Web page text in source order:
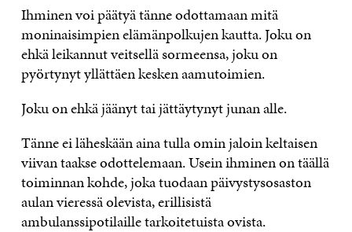
Ihminen voi päätyä tänne odottamaan mitä
moninaisimpien elämänpolkujen kautta. Joku on
ehkä leikannut veitsellä sormeensa, joku on
pyörtynyt yllättäen kesken aamutoimien.
Joku on ehkä jäänyt tai jättäytynyt junan alle.
Tänne ei läheskään aina tulla omin jaloin keltaisen
viivan taakse odottelemaan. Usein ihminen on täällä
toiminnan kohde, joka tuodaan päivystysosaston
aulan vieressä olevista, erillisistä
ambulanssipotilaille tarkoitetuista ovista.